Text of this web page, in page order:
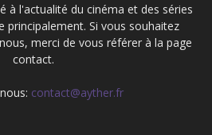
à l'actualité du cinéma et des séries
principalement. Si vous souhaitez
merci de vous référer à la page
contact.
contact@ayther.fr